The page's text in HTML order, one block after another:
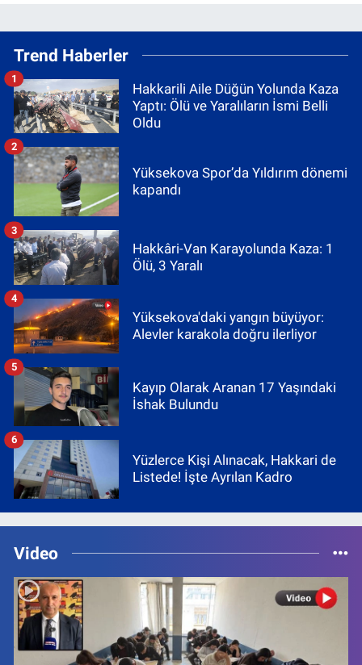
Trend Haberler
Hakkarili Aile Düğün Yolunda Kaza
Yaptı: Ölü ve Yaralıların İsmi Belli
Oldu
1
Yüksekova Spor’da Yıldırım dönemi
kapandı
2
Hakkâri-Van Karayolunda Kaza: 1
Ölü, 3 Yaralı
3
Yüksekova'daki yangın büyüyor:
Alevler karakola doğru ilerliyor
4
Kayıp Olarak Aranan 17 Yaşındaki
İshak Bulundu
5
Yüzlerce Kişi Alınacak, Hakkari de
Listede! İşte Ayrılan Kadro
6
Video